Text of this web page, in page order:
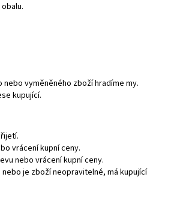
vyměněného zboží hradíme my.
kupující.
vrácení kupní ceny.
nebo vrácení kupní ceny.
je zboží neopravitelné, má kupující